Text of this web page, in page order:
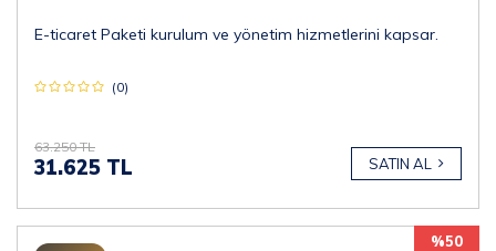
E-ticaret Paketi kurulum ve yönetim hizmetlerini kapsar.
(0)
63.250 TL
31.625 TL SATIN AL
%50